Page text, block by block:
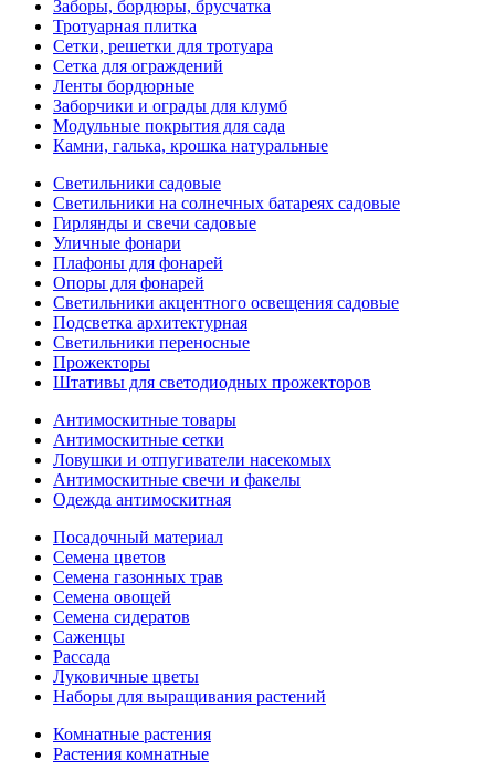
Заборы, бордюры, брусчатка
Тротуарная плитка
Сетки, решетки для тротуара
Сетка для ограждений
Ленты бордюрные
Заборчики и ограды для клумб
Модульные покрытия для сада
Камни, галька, крошка натуральные
Светильники садовые
Светильники на солнечных батареях садовые
Гирлянды и свечи садовые
Уличные фонари
Плафоны для фонарей
Опоры для фонарей
Светильники акцентного освещения садовые
Подсветка архитектурная
Светильники переносные
Прожекторы
Штативы для светодиодных прожекторов
Антимоскитные товары
Антимоскитные сетки
Ловушки и отпугиватели насекомых
Антимоскитные свечи и факелы
Одежда антимоскитная
Посадочный материал
Семена цветов
Семена газонных трав
Семена овощей
Семена сидератов
Саженцы
Рассада
Луковичные цветы
Наборы для выращивания растений
Комнатные растения
Растения комнатные